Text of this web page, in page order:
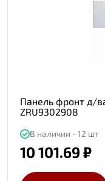
Панель фронт д/
ZRU9302908
В наличии - 12 шт
10 101.69 ₽